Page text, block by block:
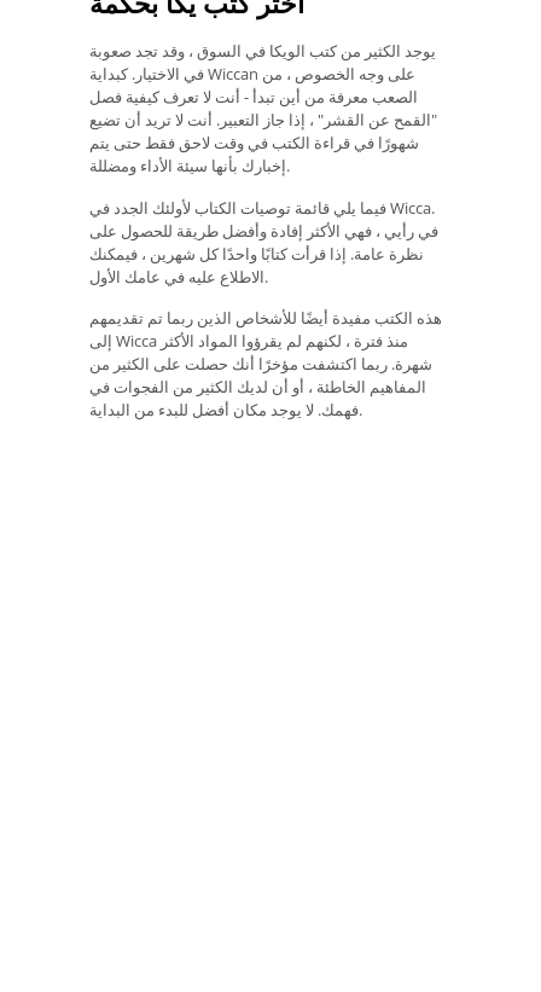
يوجد الكثير من كتب الويكا في السوق ، وقد تجد صعوبة
في الاختيار. كبداية Wiccan على وجه الخصوص ، من
الصعب معرفة من أين تبدأ - أنت لا تعرف كيفية فصل
"القمح عن القشر" ، إذا جاز التعبير. أنت لا تريد أن تضيع
شهورًا في قراءة الكتب في وقت لاحق فقط حتى يتم
إخبارك بأنها سيئة الأداء ومضللة.
فيما يلي قائمة توصيات الكتاب لأولئك الجدد في Wicca.
في رأيي ، فهي الأكثر إفادة وأفضل طريقة للحصول على
نظرة عامة. إذا قرأت كتابًا واحدًا كل شهرين ، فيمكنك
الاطلاع عليه في عامك الأول.
هذه الكتب مفيدة أيضًا للأشخاص الذين ربما تم تقديمهم
إلى Wicca منذ فترة ، لكنهم لم يقرؤوا المواد الأكثر
شهرة. ربما اكتشفت مؤخرًا أنك حصلت على الكثير من
المفاهيم الخاطئة ، أو أن لديك الكثير من الفجوات في
فهمك. لا يوجد مكان أفضل للبدء من البداية.